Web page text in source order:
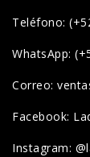
Teléfono:
WhatsApp:
Correo:
Facebook:
Instagram: